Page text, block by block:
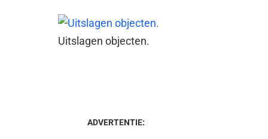
Uitslagen objecten.
ADVERTENTIE: